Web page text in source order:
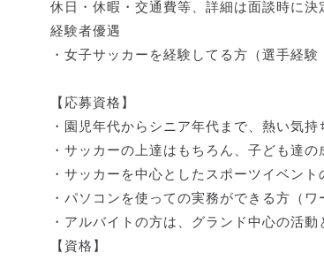
休日・休暇・交通費等、詳細は面談時に決
経験者優遇
・女子サッカーを経験してる方（選手経
【応募資格】
・園児年代からシニア年代まで、熱い気
・サッカーの上達はもちろん、子ども達
・サッカーを中心としたスポーツイベン
・パソコンを使っての実務ができる方（ワ
・アルバイトの方は、グランド中心の活動
【資格】